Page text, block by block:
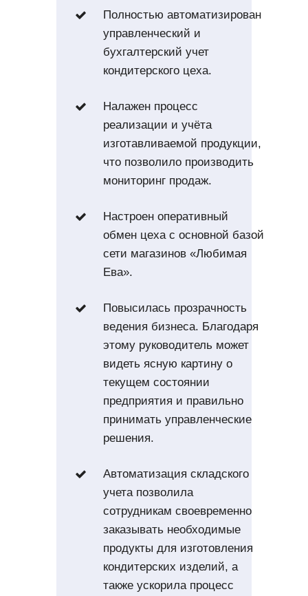
Полностью автоматизирован
управленческий и
бухгалтерский учет
кондитерского цеха.
Налажен процесс
реализации и учёта
изготавливаемой продукции,
что позволило производить
мониторинг продаж.
Настроен оперативный
обмен цеха с основной базой
сети магазинов «Любимая
Ева».
Повысилась прозрачность
ведения бизнеса. Благодаря
этому руководитель может
видеть ясную картину о
текущем состоянии
предприятия и правильно
принимать управленческие
решения.
Автоматизация складского
учета позволила
сотрудникам своевременно
заказывать необходимые
продукты для изготовления
кондитерских изделий, а
также ускорила процесс